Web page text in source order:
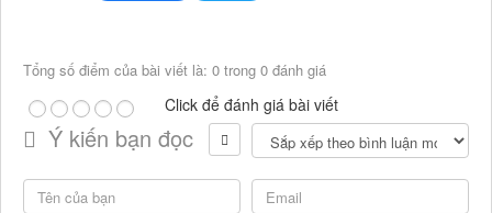
Tổng số điểm của bài viết là: 0 trong 0 đánh giá
Click để đánh giá bài viết
Ý kiến bạn đọc